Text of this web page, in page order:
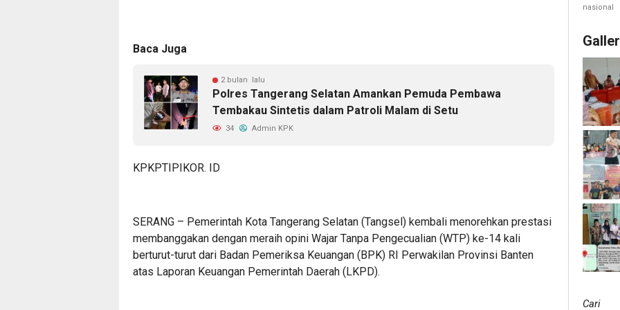
Baca Juga
2 bulan lalu
Polres Tangerang Selatan Amankan Pemuda Pembawa
Tembakau Sintetis dalam Patroli Malam di Setu
34 Admin KPK
KPKPTIPIKOR. ID
SERANG – Pemerintah Kota Tangerang Selatan (Tangsel) kembali menorehkan prestasi
membanggakan dengan meraih opini Wajar Tanpa Pengecualian (WTP) ke-14 kali
berturut-turut dari Badan Pemeriksa Keuangan (BPK) RI Perwakilan Provinsi Banten
atas Laporan Keuangan Pemerintah Daerah (LKPD).
nasional
Cari